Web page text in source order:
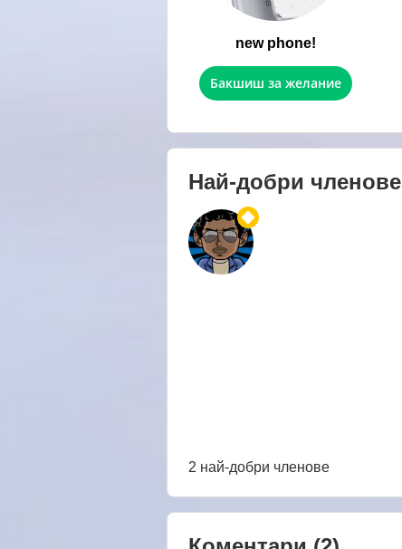
new phone!
Бакшиш за желание
Най-добри членове
2 най-добри членове